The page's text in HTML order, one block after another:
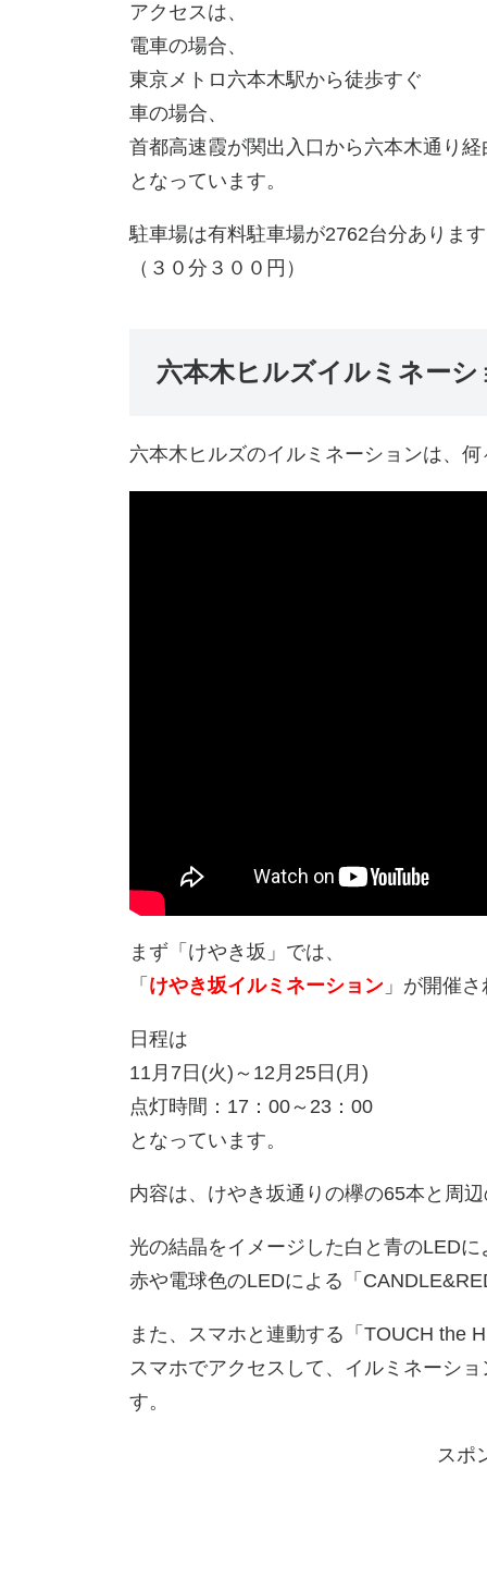
アクセスは、
電車の場合、
東京メトロ六本木駅から徒歩すぐ
車の場合、
首都高速霞が関出入口から六本木通り経
となっています。
駐車場は有料駐車場が2762台分ありま
（３０分３００円）
六本木ヒルズイルミネー
六本木ヒルズのイルミネーションは、
まず「けやき坂」では、
「 けやき坂イルミネーション 」が開催
日程は
11月7日(火)～12月25日(月)
点灯時間：17：00～23：00
となっています。
内容は、けやき坂通りの欅の65本と周
光の結晶をイメージした白と青のLED
赤や電球色のLEDによる「
また、スマホと連動する「TOUCH the
スマホでアクセスして、イルミネーシ
す。
スポ